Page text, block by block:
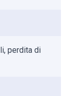
perdita di